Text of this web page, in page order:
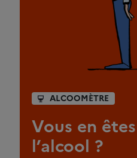
ALCOOMÈTRE
Vous en
l’alcool ?